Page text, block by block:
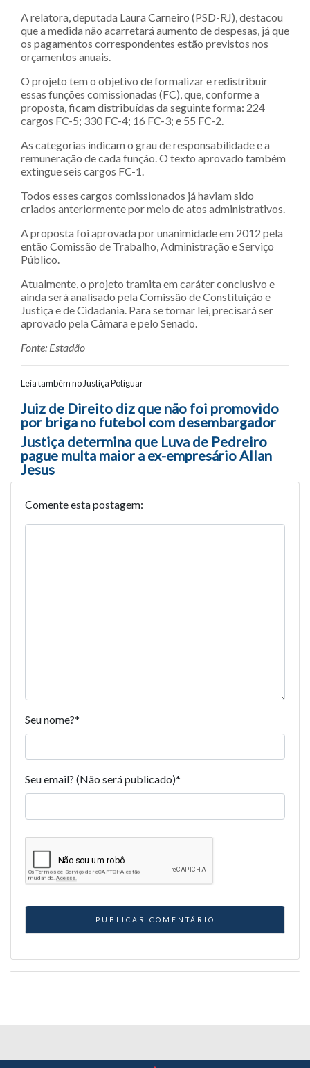
A relatora, deputada Laura Carneiro (PSD-RJ), destacou
que a medida não acarretará aumento de despesas, já que
os pagamentos correspondentes estão previstos nos
orçamentos anuais.
O projeto tem o objetivo de formalizar e redistribuir
essas funções comissionadas (FC), que, conforme a
proposta, ficam distribuídas da seguinte forma: 224
cargos FC-5; 330 FC-4; 16 FC-3; e 55 FC-2.
As categorias indicam o grau de responsabilidade e a
remuneração de cada função. O texto aprovado também
extingue seis cargos FC-1.
Todos esses cargos comissionados já haviam sido
criados anteriormente por meio de atos administrativos.
A proposta foi aprovada por unanimidade em 2012 pela
então Comissão de Trabalho, Administração e Serviço
Público.
Atualmente, o projeto tramita em caráter conclusivo e
ainda será analisado pela Comissão de Constituição e
Justiça e de Cidadania. Para se tornar lei, precisará ser
aprovado pela Câmara e pelo Senado.
Fonte: Estadão
Leia também no Justiça Potiguar
Navegação entre posts
Juiz de Direito diz que não foi promovido
por briga no futebol com desembargador
Justiça determina que Luva de Pedreiro
pague multa maior a ex-empresário Allan
Jesus
Comente esta postagem:
Seu nome?*
Seu email? (Não será publicado)*